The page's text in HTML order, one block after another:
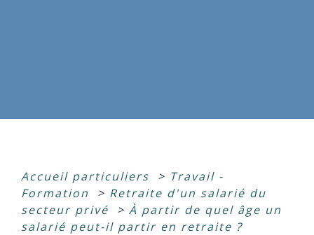
Accueil particuliers > Travail -
Formation
> Retraite d'un salarié du
secteur privé
> À partir de quel âge un
salarié peut-il partir en retraite ?